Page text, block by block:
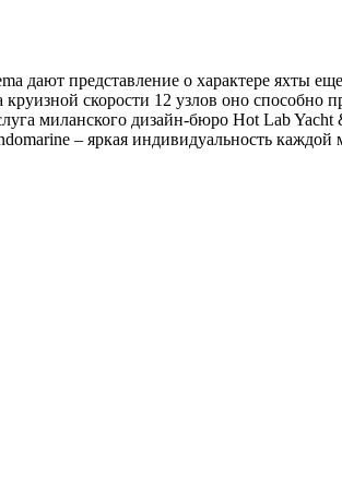
дают представление о характере яхты
скорости 12 узлов оно способно
миланского дизайн-бюро Hot Lab Yacht
– яркая индивидуальность каждой